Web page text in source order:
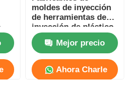
a alta temperatura
moldes de inyección
de herramientas de
inyección de plástico
ISO para automóviles
B
Mejor precio
Ahora Charle